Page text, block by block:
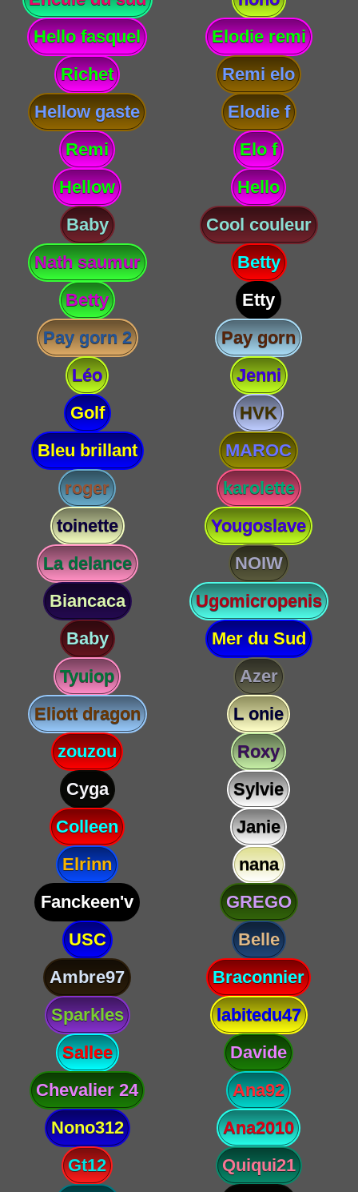
Hello fasquel
Elodie remi
Richet
Remi elo
Hellow gaste
Elodie f
Remi
Elo f
Hellow
Hello
Baby
Cool couleur
Nath saumur
Betty
Betty
Etty
Pay gorn 2
Pay gorn
Léo
Jenni
Golf
HVK
Bleu brillant
MAROC
roger
karolette
toinette
Yougoslave
La delance
NOIW
Biancaca
Ugomicropenis
Baby
Mer du Sud
Tyuiop
Azer
Eliott dragon
L onie
zouzou
Roxy
Cyga
Sylvie
Colleen
Janie
Elrinn
nana
Fanckeen'v
GREGO
USC
Belle
Ambre97
Braconnier
Sparkles
labitedu47
Sallee
Davide
Chevalier 24
Ana92
Nono312
Ana2010
Gt12
Quiqui21